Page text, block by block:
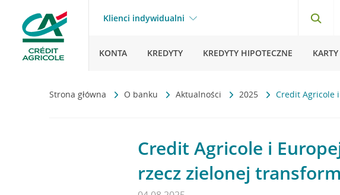
Klienci indywidualni
KONTA KREDYTY KREDYTY HIPOTECZNE
Strona główna O banku Aktualności 2025 Credit Agricole
Credit Agricole i
rzecz zielonej